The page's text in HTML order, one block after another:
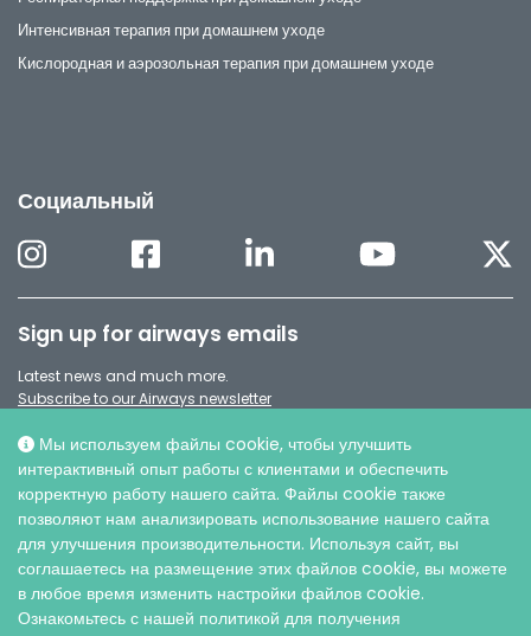
Мы используем файлы cookie, чтобы улучшить
интерактивный опыт работы с клиентами и обеспечить
корректную работу нашего сайта. Файлы cookie также
позволяют нам анализировать использование нашего сайта
для улучшения производительности. Используя сайт, вы
соглашаетесь на размещение этих файлов cookie, вы можете
в любое время изменить настройки файлов cookie.
Ознакомьтесь с нашей политикой для получения
Интенсивная терапия при домашнем уходе
Кислородная и аэрозольная терапия при домашнем уходе
Социальный
Sign up for airways emails
Latest news and much more.
Subscribe to our Airways newsletter